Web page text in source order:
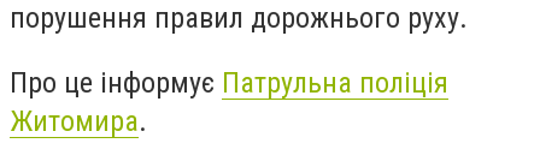
порушення правил дорожнього руху.
Про це інформує Патрульна поліція
Житомира.